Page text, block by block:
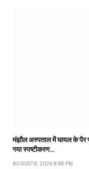
मंझौल अस्पताल में घायल के पैर पर
गया स्पष्टीकरण…
AUGUST 8, 2026 8:48 PM